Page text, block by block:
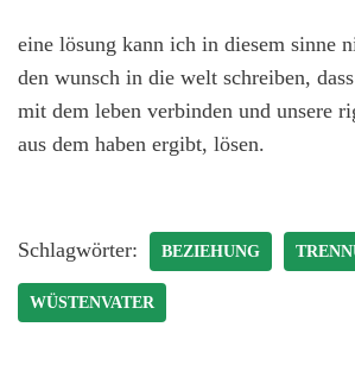
eine lösung kann ich in diesem sinne
den wunsch in die welt schreiben,
mit dem leben verbinden und unsere
aus dem haben ergibt, lösen.
Schlagwörter: BEZIEHUNG
WÜSTENVATER